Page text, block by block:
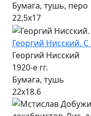
Бумага, тушь, перо
22,5х17
Георгий Нисский.
Георгий Нисский
1920-е гг.
Бумага, тушь
22х18.6